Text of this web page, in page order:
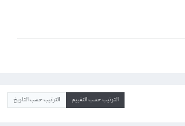
الترتيب حسب التقييم الترتيب حسب التاريخ